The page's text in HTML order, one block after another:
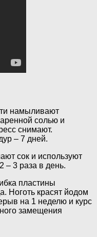
намыливают
солью и
снимают.
– 7 дней.
сок и используют
– 3 раза в день.
пластины
Ноготь красят йодом
на 1 неделю и курс
замещения